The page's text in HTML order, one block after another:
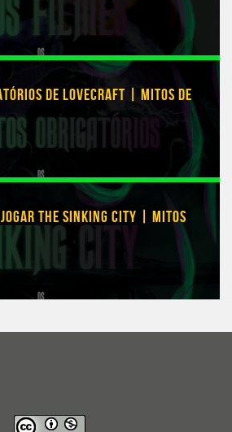
DE LOVECRAFT | MITOS DE
THE SINKING CITY | MITOS